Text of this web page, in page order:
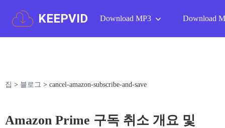
KEEPVID Download MP3 Download
집 > 블로그 > cancel-amazon-subscribe-and-save
Amazon Prime 구독 취소 개요 및